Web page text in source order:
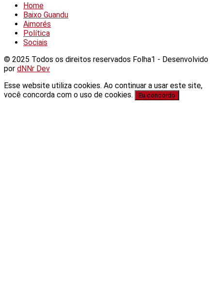
Home
Baixo Guandu
Aimorés
Política
Sociais
© 2025 Todos os direitos reservados Folha1 - Desenvolvido
por dNNr Dev
Esse website utiliza cookies. Ao continuar a usar este site,
você concorda com o uso de cookies.
Eu concordo